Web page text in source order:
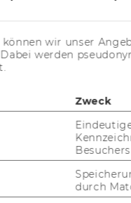
NewsletterBluesky
wir unser
werden
Zweck
durch